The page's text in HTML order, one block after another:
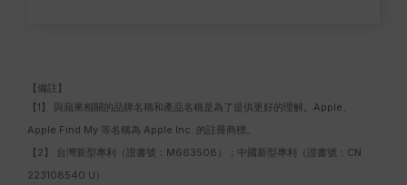
【備註】
【1】 與蘋果相關的品牌名稱和產品名稱是為了提供更好的理解。Apple、
Apple Find My 等名稱為 Apple Inc. 的註冊商標。
【2】 台灣新型專利（證書號：M663508）；中國新型專利（證書號：CN
223108540 U）